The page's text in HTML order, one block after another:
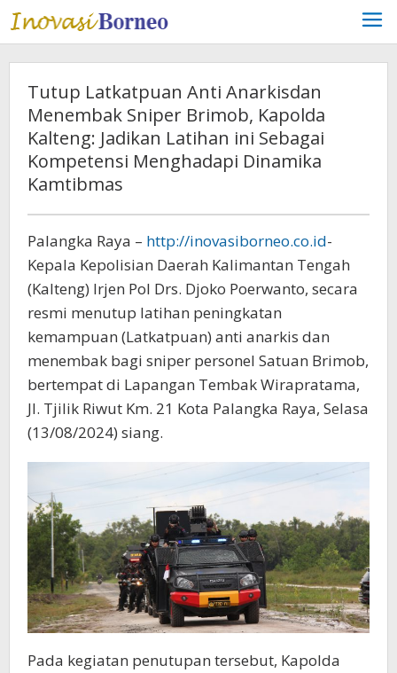
Lewati
ke
konten
Tutup Latkatpuan Anti Anarkisdan
Menembak Sniper Brimob, Kapolda
Kalteng: Jadikan Latihan ini Sebagai
Kompetensi Menghadapi Dinamika
Kamtibmas
Palangka Raya – http://inovasiborneo.co.id-
Kepala Kepolisian Daerah Kalimantan Tengah
(Kalteng) Irjen Pol Drs. Djoko Poerwanto, secara
resmi menutup latihan peningkatan
kemampuan (Latkatpuan) anti anarkis dan
menembak bagi sniper personel Satuan Brimob,
bertempat di Lapangan Tembak Wirapratama,
Jl. Tjilik Riwut Km. 21 Kota Palangka Raya, Selasa
(13/08/2024) siang.
Pada kegiatan penutupan tersebut, Kapolda